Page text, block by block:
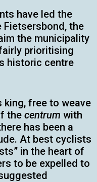
have led the
the
the municipality
prioritising
historic centre.
king, free to weave
the centrum with
has been a
At best cyclists
in the heart of
to be expelled to